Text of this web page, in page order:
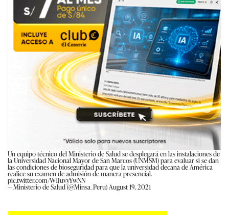
Un equipo técnico del Ministerio de Salud se desplegará en las instalaciones de
la Universidad Nacional Mayor de San Marcos (UNMSM) para evaluar si se dan
las condiciones de bioseguridad para que la universidad decana de América
realice su examen de admisión de manera presencial.
pic.twitter.com/W1JuvyYwNN
— Ministerio de Salud (@Minsa_Peru)August 19, 2021